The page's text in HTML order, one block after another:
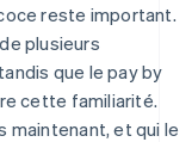
reste important.
plusieurs
que le pay by
cette familiarité.
maintenant, et qui le